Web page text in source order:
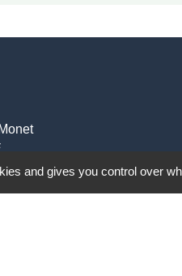
and gives you control over